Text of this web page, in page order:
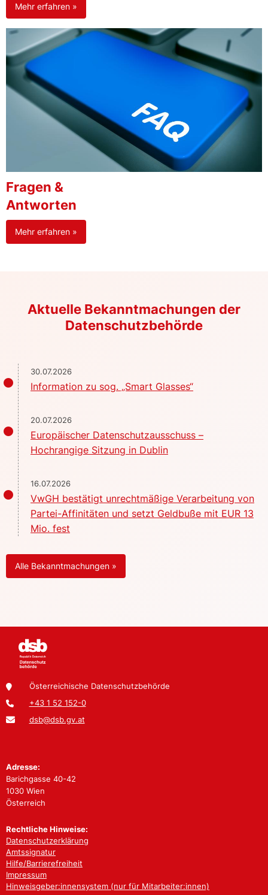
Mehr erfahren »
Fragen &
Antworten
Mehr erfahren »
Aktuelle Bekanntmachungen der
Datenschutzbehörde
30.07.2026
Information zu sog. „Smart Glasses“
20.07.2026
Europäischer Datenschutzausschuss –
Hochrangige Sitzung in Dublin
16.07.2026
VwGH bestätigt unrechtmäßige Verarbeitung von
Partei-Affinitäten und setzt Geldbuße mit EUR 13
Mio. fest
Alle Bekanntmachungen »
Österreichische Datenschutzbehörde
+43 1 52 152-0
dsb@dsb.gv.at
Adresse:
Barichgasse 40-42
1030 Wien
Österreich
Rechtliche Hinweise:
Datenschutzerklärung
Amtssignatur
Hilfe/Barrierefreiheit
Impressum
Hinweisgeber:innensystem (nur für Mitarbeiter:innen)